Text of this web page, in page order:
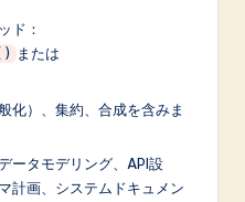
ド：
または
化）、集約、合成を含みま
ータモデリング、API設
計画、システムドキュメン